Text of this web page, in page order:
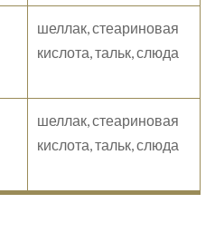
шеллак, стеариновая
кислота, тальк, слюда
шеллак, стеариновая
кислота, тальк, слюда